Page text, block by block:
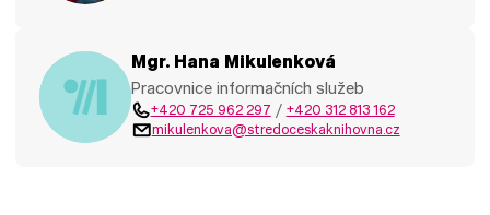
Mgr. Hana Mikulenková
Pracovnice informačních služeb
+420 725 962 297 / +420 312 813 162
mikulenkova@stredoceskaknihovna.cz